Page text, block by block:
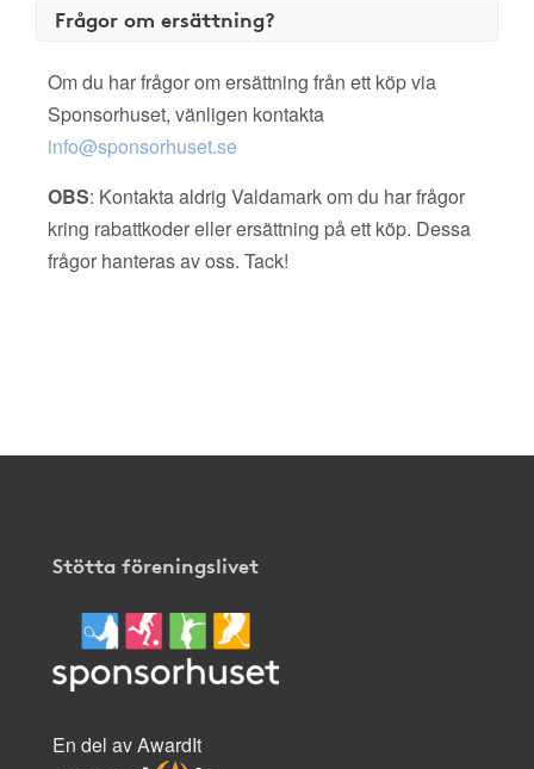
Frågor om ersättning?
Om du har frågor om ersättning från ett köp via
Sponsorhuset, vänligen kontakta
info@sponsorhuset.se
OBS: Kontakta aldrig Valdamark om du har frågor
kring rabattkoder eller ersättning på ett köp. Dessa
frågor hanteras av oss. Tack!
Stötta föreningslivet
En del av AwardIt